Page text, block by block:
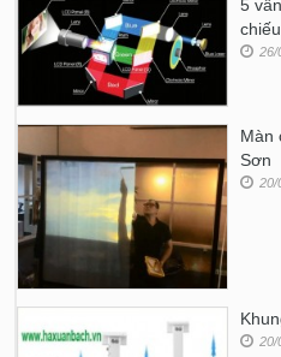
5
26/
Màn
Sơn
20/
20/